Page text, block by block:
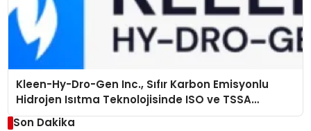
Kleen-Hy-Dro-Gen Inc., Sıfır Karbon Emisyonlu
Hidrojen Isıtma Teknolojisinde ISO ve TSSA
Düzenleyici Onaylarını Aldı
Son Dakika